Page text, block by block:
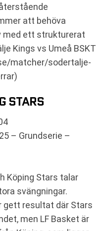
att behöva
med ett strukturerat
Kings vs Umeå BSKT
matcher/sodertalje-
STARS
– Grundserie –
Köping Stars talar
svängningar.
gett resultat där Stars
men LF Basket är